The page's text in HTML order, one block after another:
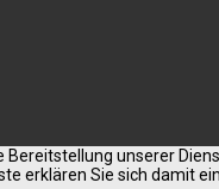
Bereitstellung unserer
erklären Sie sich damit